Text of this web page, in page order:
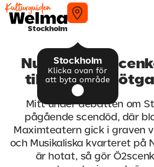
Stockholm
Stockholm
Klicka ovan för
att byta område
Nu kommer
tillbaka till
Mitt under debatten om
pågående scendöd, där
Maximteatern gick i graven
och Musikaliska kvarteret på
är hotat, så gör